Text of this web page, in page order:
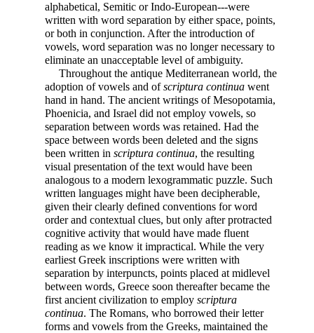
alphabetical, Semitic or Indo-European---were
written with word separation by either space, points,
or both in conjunction. After the introduction of
vowels, word separation was no longer necessary to
eliminate an unacceptable level of ambiguity.
Throughout the antique Mediterranean world, the
adoption of vowels and ofscriptura continua went
hand in hand. The ancient writings of Mesopotamia,
Phoenicia, and Israel did not employ vowels, so
separation between words was retained. Had the
space between words been deleted and the signs
been written in scriptura continua, the resulting
visual presentation of the text would have been
analogous to a modern lexogrammatic puzzle. Such
written languages might have been decipherable,
given their clearly defined conventions for word
order and contextual clues, but only after protracted
cognitive activity that would have made fluent
reading as we know it impractical. While the very
earliest Greek inscriptions were written with
separation by interpuncts, points placed at midlevel
between words, Greece soon thereafter became the
first ancient civilization to employ scriptura
continua. The Romans, who borrowed their letter
forms and vowels from the Greeks, maintained the